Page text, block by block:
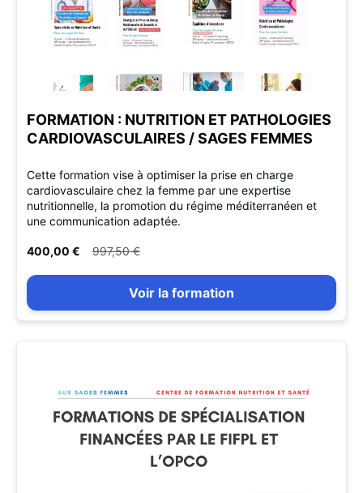
FORMATION : NUTRITION ET PATHOLOGIES
CARDIOVASCULAIRES / SAGES FEMMES
Cette formation vise à optimiser la prise en charge
cardiovasculaire chez la femme par une expertise
nutritionnelle, la promotion du régime méditerranéen et
une communication adaptée.
400,00 € 997,50 €
Voir la formation